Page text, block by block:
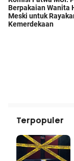
Terpopuler